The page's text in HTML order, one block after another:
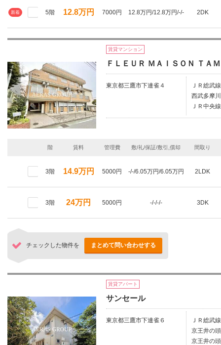
新着 5階 12.8万円 7000円 12.8万円/12.8万円/-/- 2DK
賃貸マンション
ＦＬＥＵＲ ＭＡＩＳＯＮ ＴＡ
東京都三鷹市下連雀４
ＪＲ総武
西武多摩
ＪＲ中央
階 賃料 管理費 敷/礼/保証/敷引,償却 間取り
3階 14.9万円 5000円 -/-/6.05万円/6.05万円 2LDK
3階 24万円 5000円 -/-/-/- 3DK
チェックした物件を まとめて問い合わせする
賃貸アパート
サンセール
東京都三鷹市下連雀６
ＪＲ総武
京王井の
京王井の